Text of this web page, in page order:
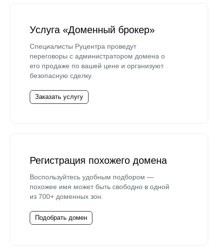
Услуга «Доменный брокер»
Специалисты Руцентра проведут
переговоры с администратором домена о
его продаже по вашей цене и организуют
безопасную сделку.
Заказать услугу
Регистрация похожего домена
Воспользуйтесь удобным подбором —
похожее имя может быть свободно в одной
из 700+ доменных зон.
Подобрать домен